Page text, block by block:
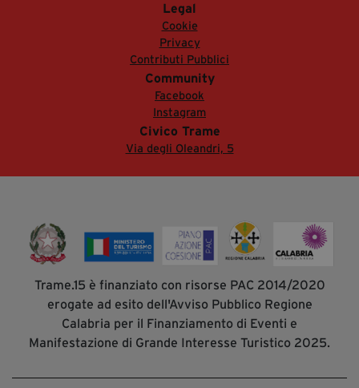
Legal
Cookie
Privacy
Contributi Pubblici
Community
Facebook
Instagram
Civico Trame
Via degli Oleandri, 5
Trame.15 è finanziato con risorse PAC 2014/2020
erogate ad esito dell'Avviso Pubblico Regione
Calabria per il Finanziamento di Eventi e
Manifestazione di Grande Interesse Turistico 2025.